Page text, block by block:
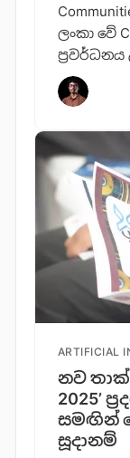
ලංකා වේ
ප්‍රවර්ධනය
ARTIFICIAL
නව
2025’
සමඟින්
සූදානම්